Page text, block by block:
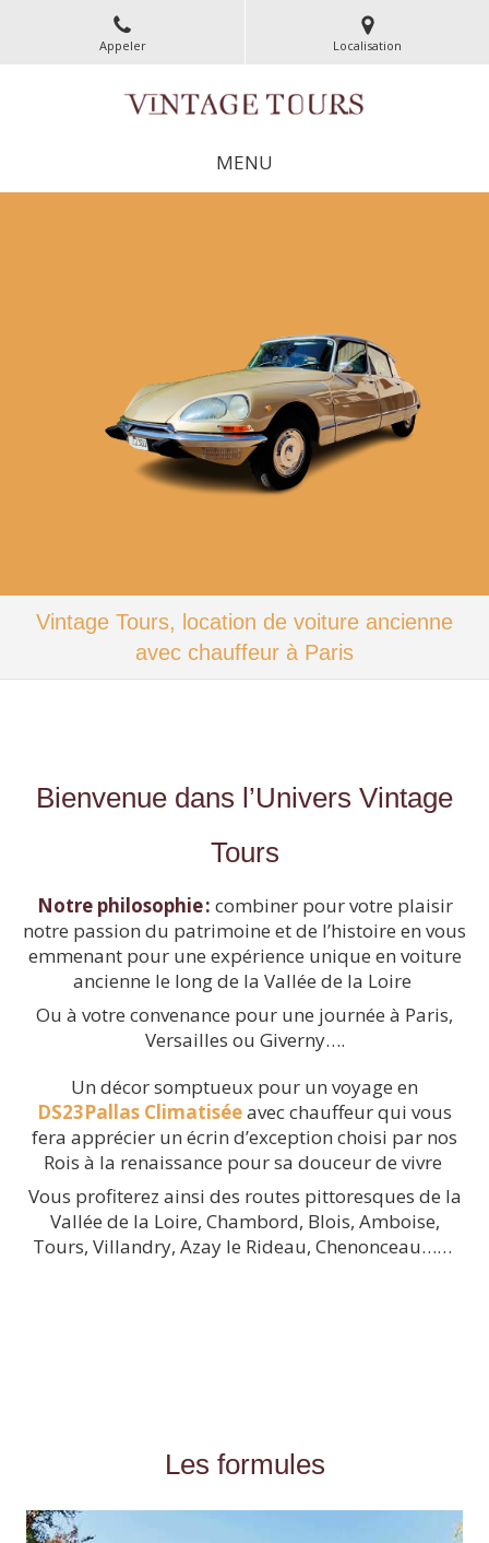
Appeler Localisation
MENU
Vintage Tours, location de voiture ancienne
avec chauffeur à Paris
Bienvenue dans l’Univers Vintage
Tours
Notre philosophie : combiner pour votre plaisir
notre passion du patrimoine et de l’histoire en vous
emmenant pour une expérience unique en voiture
ancienne le long de la Vallée de la Loire
Ou à votre convenance pour une journée à Paris,
Versailles ou Giverny….
Un décor somptueux pour un voyage en
DS23Pallas Climatiséeavec chauffeur qui vous
fera apprécier un écrin d’exception choisi par nos
Rois à la renaissance pour sa douceur de vivre
Vous profiterez ainsi des routes pittoresques de la
Vallée de la Loire, Chambord, Blois, Amboise,
Tours, Villandry, Azay le Rideau, Chenonceau……
Les formules